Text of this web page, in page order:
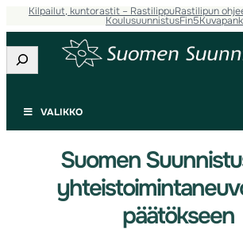
Kilpailut, kuntorastit – RastilippuRastilipun
KoulusuunnistusFin5
Etsi
VALIKKO
Suomen
päätökseen